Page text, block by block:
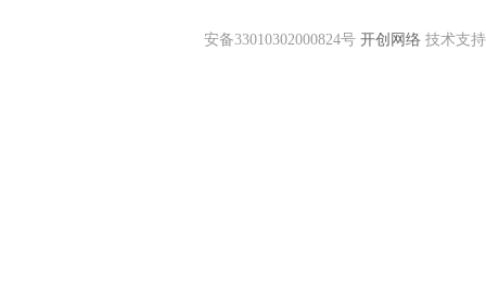
安备33010302000824号 开创网络技术支持